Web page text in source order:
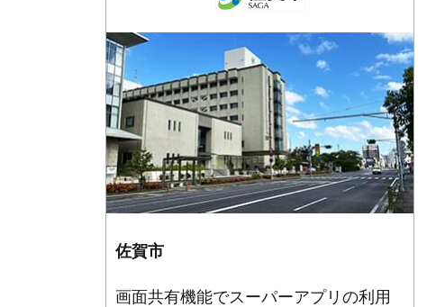
佐賀市
画面共有機能でスーパーアプリの利用